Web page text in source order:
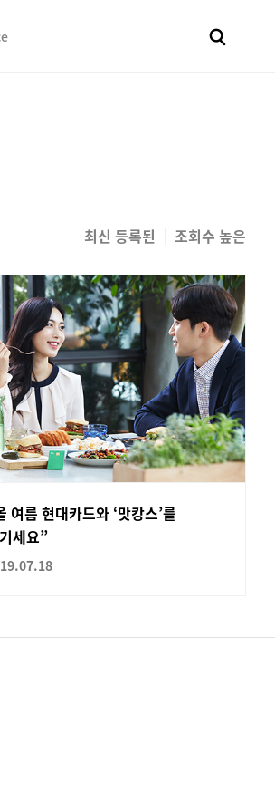
최신 등록된 조회수 높은
여름 현대카드와 ‘맛캉스’를
세요”